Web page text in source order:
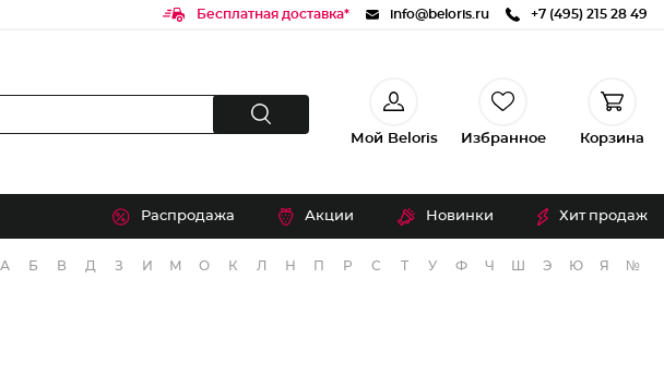
Бесплатная доставка* info@beloris.ru +7 (495) 215 28 49
Мой Beloris Избранное Корзина
Распродажа Акции Новинки Хит продаж
А Б В Д З И М О К Л Н П Р С Т У Ф Ч Э Ю Я №